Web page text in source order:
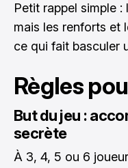
Petit rappel simple
mais les renforts et
ce qui fait basculer
Règles
But du jeu :
secrète
À 3, 4, 5 ou 6